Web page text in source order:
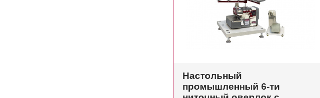
Настольный
промышленный 6-ти